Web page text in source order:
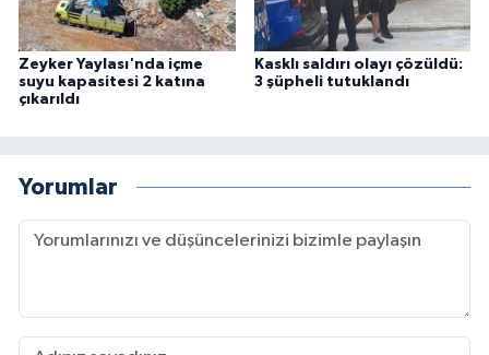
Zeyker Yaylası'nda içme
suyu kapasitesi 2 katına
çıkarıldı
Kasklı saldırı olayı çözüldü:
3 şüpheli tutuklandı
Yorumlar